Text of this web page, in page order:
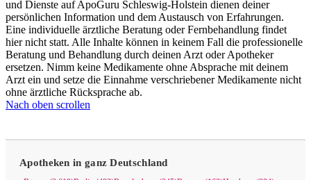
und Dienste auf ApoGuru Schleswig-Holstein dienen deiner
persönlichen Information und dem Austausch von Erfahrungen.
Eine individuelle ärztliche Beratung oder Fernbehandlung findet
hier nicht statt. Alle Inhalte können in keinem Fall die professionelle
Beratung und Behandlung durch deinen Arzt oder Apotheker
ersetzen. Nimm keine Medikamente ohne Absprache mit deinem
Arzt ein und setze die Einnahme verschriebener Medikamente nicht
ohne ärztliche Rücksprache ab.
Nach oben scrollen
Apotheken in ganz Deutschland